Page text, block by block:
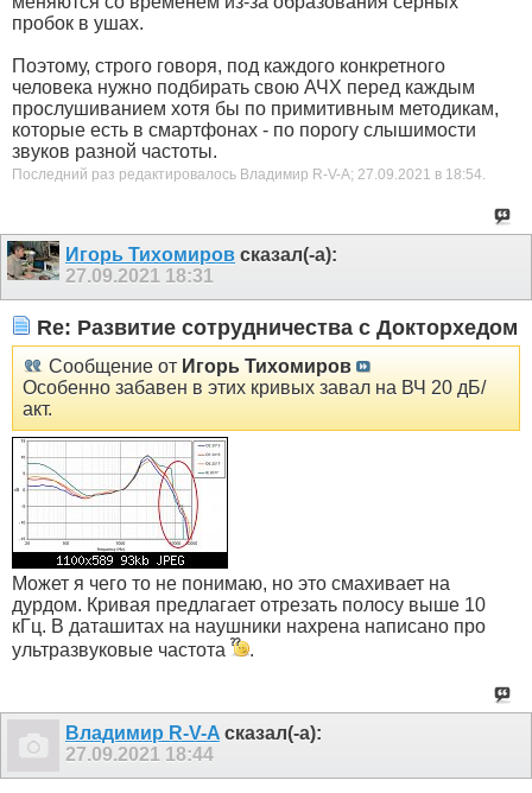
пробок в ушах.
Поэтому, строго говоря, под каждого конкретного
человека нужно подбирать свою АЧХ перед каждым
прослушиванием хотя бы по примитивным методикам,
которые есть в смартфонах - по порогу слышимости
звуков разной частоты.
Последний раз редактировалось Владимир R-V-A; 27.09.2021 в 18:54.
Игорь Тихомиров сказал(-а):
27.09.2021 18:31
Re: Развитие сотрудничества с Докторхедом
Сообщение от Игорь Тихомиров
Особенно забавен в этих кривых завал на ВЧ 20 дБ/
акт.
Может я чего то не понимаю, но это смахивает на
дурдом. Кривая предлагает отрезать полосу выше 10
кГц. В даташитах на наушники нахрена написано про
ультразвуковые частота
.
Владимир R-V-A сказал(-а):
27.09.2021 18:44